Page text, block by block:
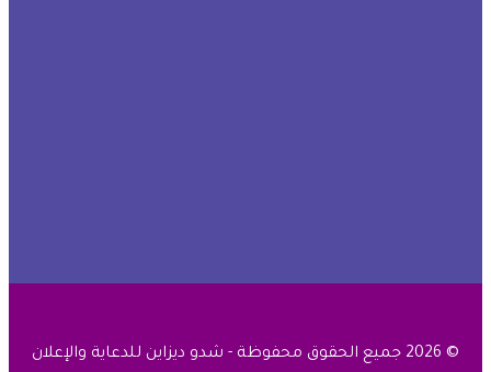
© 2026 جميع الحقوق محفوظة - شدو ديزاين للدعاية والإعلان